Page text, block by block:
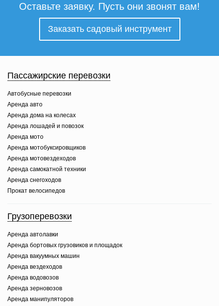
Оставьте заявку. Пусть они звонят вам!
Заказать садовый инструмент
Пассажирские перевозки
Автобусные перевозки
Аренда авто
Аренда дома на колесах
Аренда лошадей и повозок
Аренда мото
Аренда мотобуксировщиков
Аренда мотовездеходов
Аренда самокатной техники
Аренда снегоходов
Прокат велосипедов
Грузоперевозки
Аренда автолавки
Аренда бортовых грузовиков и площадок
Аренда вакуумных машин
Аренда вездеходов
Аренда водовозов
Аренда зерновозов
Аренда манипуляторов